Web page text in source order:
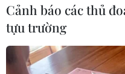
Cảnh báo các thủ
tựu trường